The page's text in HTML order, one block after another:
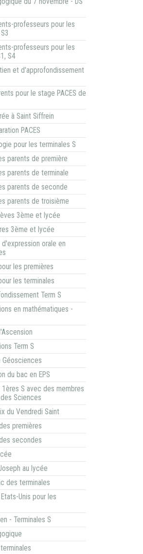
professeurs pour les
professeurs pour les
S4
et d'approfondissement
pour le stage PACES de
à Saint Siffrein
PACES
pour les terminales S
parents de première
parents de terminale
parents de seconde
parents de troisième
3ème et lycée
3ème et lycée
d'expression orale en
les premières
les terminales
Term S
en mathématiques -
Term S
Géosciences
du bac en EPS
1ères S avec des membres
Sciences
du Vendredi Saint
premières
secondes
au lycée
des terminales
Unis pour les
- Terminales S